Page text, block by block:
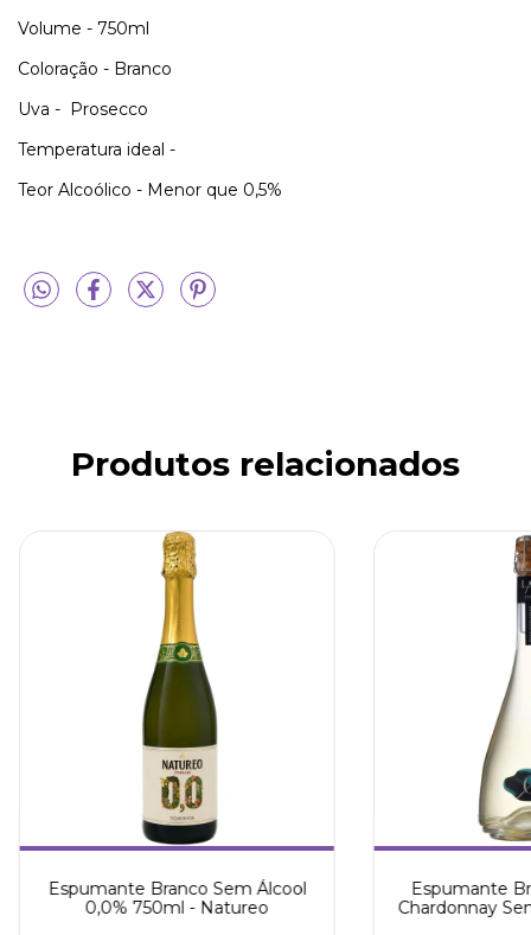
Volume - 750ml
Coloração - Branco
Uva - Prosecco
Temperatura ideal -
Teor Alcoólico - Menor que 0,5%
Produtos relacionados
Espumante Branco Sem Álcool
0,0% 750ml - Natureo
Espumante
Chardonnay